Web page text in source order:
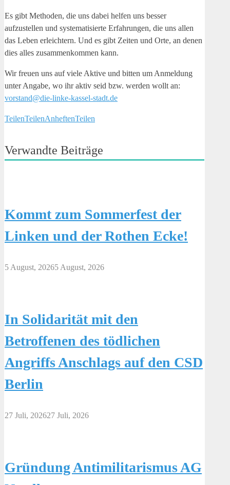
Es gibt Methoden, die uns dabei helfen uns besser
aufzustellen und systematisierte Erfahrungen, die uns allen
das Leben erleichtern. Und es gibt Zeiten und Orte, an denen
dies alles zusammenkommen kann.
Wir freuen uns auf viele Aktive und bitten um Anmeldung
unter Angabe, wo ihr aktiv seid bzw. werden wollt an:
vorstand@die-linke-kassel-stadt.de
TeilenTeilenAnheftenTeilen
Verwandte Beiträge
Kommt zum Sommerfest der
Linken und der Rothen Ecke!
5 August, 20265 August, 2026
In Solidarität mit den
Betroffenen des tödlichen
Angriffs Anschlags auf den CSD
Berlin
27 Juli, 202627 Juli, 2026
Gründung Antimilitarismus AG